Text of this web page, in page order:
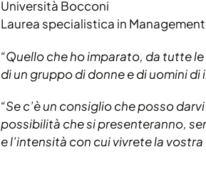
Università Bocconi
Laurea specialistica in
“Quello che ho imparato, da tutte
di un gruppo di donne e di uomini
“Se c’è un consiglio che posso
possibilità che si presenteranno,
e l’intensità con cui vivrete la